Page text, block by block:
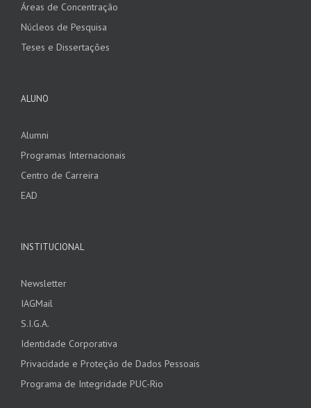
Áreas de Concentração
Núcleos de Pesquisa
Teses e Dissertações
ALUNO
Alumni
Programas Internacionais
Centro de Carreira
EAD
INSTITUCIONAL
Newsletter
IAGMail
S.I.G.A.
Identidade Corporativa
Privacidade e Proteção de Dados Pessoais
Programa de Integridade PUC-Rio